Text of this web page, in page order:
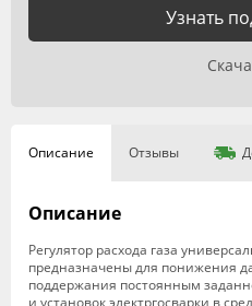
Узнать
Описание Отзывы
Описание
Регулятор расхода газа
предназначены для понижения
поддержания постоянным
и установок электргосварки в